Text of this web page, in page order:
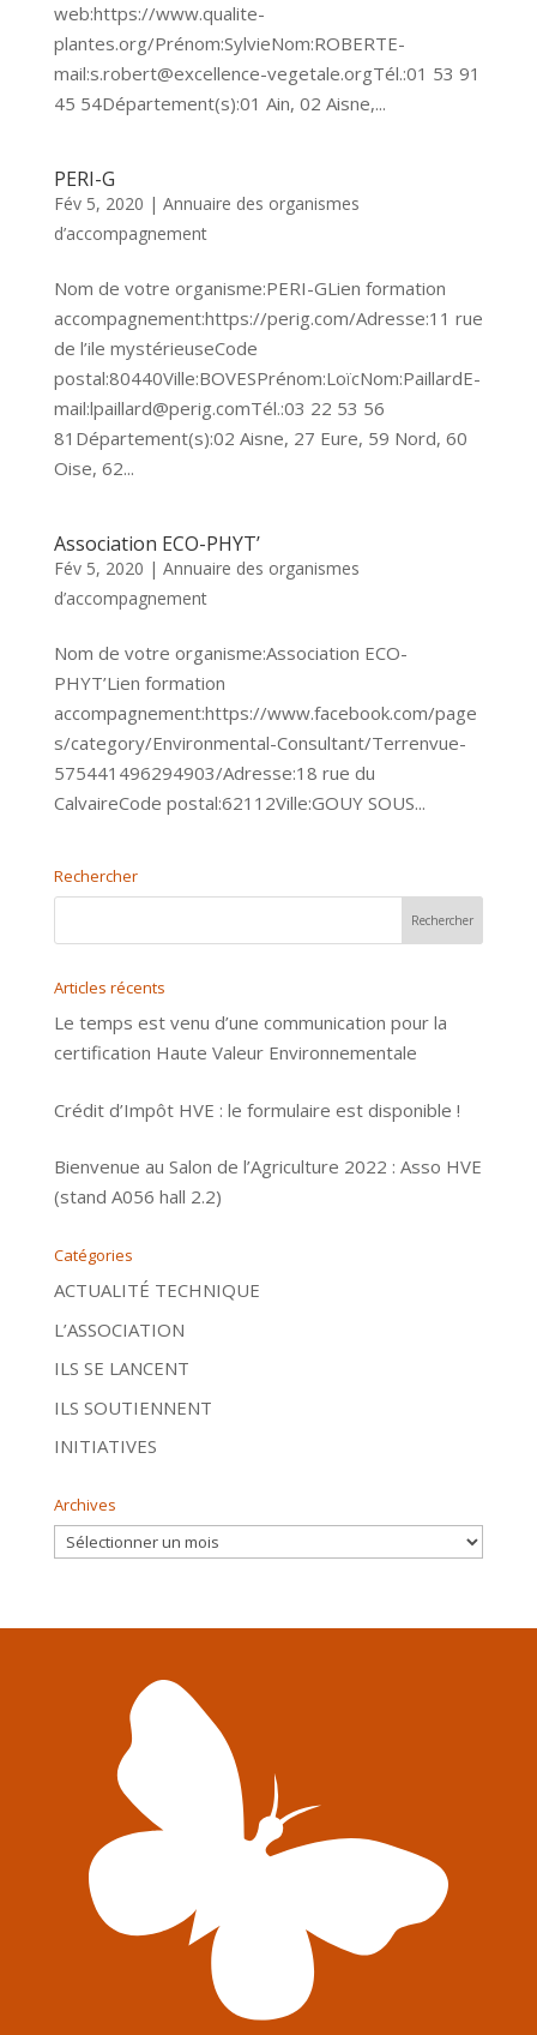
web:https://www.qualite-
plantes.org/Prénom:SylvieNom:ROBERTE-
mail:s.robert@excellence-vegetale.orgTél.:01 53 91
45 54Département(s):01 Ain, 02 Aisne,...
PERI-G
Fév 5, 2020 | Annuaire des organismes
d’accompagnement
Nom de votre organisme:PERI-GLien formation
accompagnement:https://perig.com/Adresse:11 rue
de l’ile mystérieuseCode
postal:80440Ville:BOVESPrénom:LoïcNom:PaillardE-
mail:lpaillard@perig.comTél.:03 22 53 56
81Département(s):02 Aisne, 27 Eure, 59 Nord, 60
Oise, 62...
Association ECO-PHYT’
Fév 5, 2020 | Annuaire des organismes
d’accompagnement
Nom de votre organisme:Association ECO-
PHYT’Lien formation
accompagnement:https://www.facebook.com/page
s/category/Environmental-Consultant/Terrenvue-
575441496294903/Adresse:18 rue du
CalvaireCode postal:62112Ville:GOUY SOUS...
Rechercher
Articles récents
Le temps est venu d’une communication pour la
certification Haute Valeur Environnementale
Crédit d’Impôt HVE : le formulaire est disponible !
Bienvenue au Salon de l’Agriculture 2022 : Asso HVE
(stand A056 hall 2.2)
Catégories
ACTUALITÉ TECHNIQUE
L’ASSOCIATION
ILS SE LANCENT
ILS SOUTIENNENT
INITIATIVES
Archives
Archives